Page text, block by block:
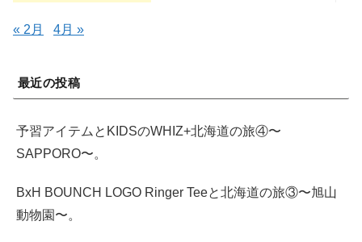
« 2月 4月 »
最近の投稿
予習アイテムとKIDSのWHIZ+北海道の旅④〜
SAPPORO〜。
BxH BOUNCH LOGO Ringer Teeと北海道の旅③〜旭山
動物園〜。